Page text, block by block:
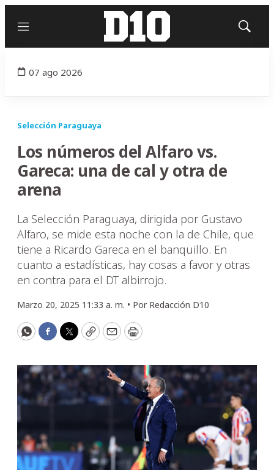
Menú
Mostrar
07 ago 2026
Selección Paraguaya
Los números del Alfaro vs.
Gareca: una de cal y otra de
arena
La Selección Paraguaya, dirigida por Gustavo
Alfaro, se mide esta noche con la de Chile, que
tiene a Ricardo Gareca en el banquillo. En
cuanto a estadísticas, hay cosas a favor y otras
en contra para el DT albirrojo.
Marzo 20, 2025 11:33 a. m. • Por Redacción D10
WhatsApp
Facebook
Twitter
CopyEmailPrint